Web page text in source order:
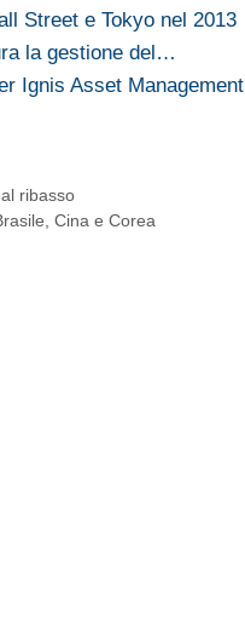
Street e Tokyo nel 2013
la gestione del…
Ignis Asset Management
ribasso
Cina e Corea